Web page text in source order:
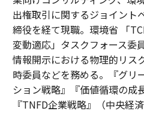
出権取引に関するジョイント
締役を経て現職。環境省 「
変動適応」タスクフォース委
情報開示における物理的リス
時委員などを務める。『グリ
ション戦略』『価値循環の成
『TNFD企業戦略』（中央経